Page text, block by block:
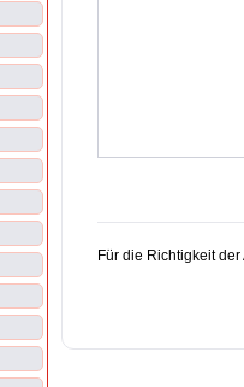
Für die Richtigkeit